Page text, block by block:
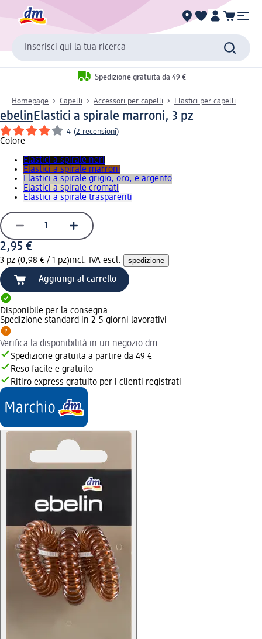
Inserisci qui la tua ricerca
Spedizione gratuita da 49 €
Homepage Capelli Accessori per capelli Elastici per capelli
ebelinElastici a spirale marroni, 3 pz
4 (2 recensioni)
Colore
Elastici a spirale neri
Elastici a spirale marroni
Elastici a spirale grigio, oro, e argento
Elastici a spirale cromati
Elastici a spirale trasparenti
2,95 €
3 pz (0,98 € / 1 pz)incl. IVA escl. spedizione
Aggiungi al carrello
Disponibile per la consegna
Spedizione standard in 2-5 giorni lavorativi
Verifica la disponibilità in un negozio dm
Spedizione gratuita a partire da 49 €
Reso facile e gratuito
Ritiro express gratuito per i clienti registrati